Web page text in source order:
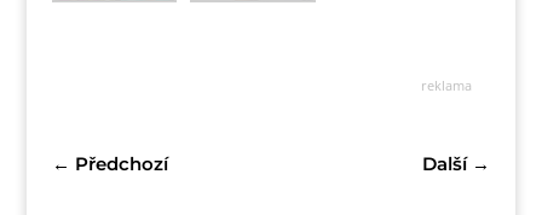
reklama
← Předchozí Další→